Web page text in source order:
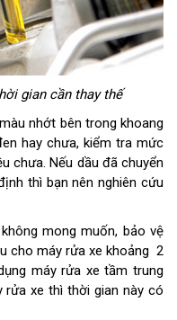
gian cần thay thế
nhớt bên trong khoang
hay chưa, kiểm tra mức
chưa. Nếu dầu đã chuyển
thì bạn nên nghiên cứu
mong muốn, bảo vệ
cho máy rửa xe khoảng 2
máy rửa xe tầm trung
rửa xe thì thời gian này có